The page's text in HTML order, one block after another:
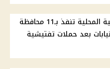
قرارات وزيرة التنمية المحلية تنفذ بـ11 محافظة
حالة للنيابات بعد حملات تفتيشية